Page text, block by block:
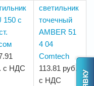
150 с
с НДС
светильник
точечный
AMBER 51
4 04
Comtech
113.81 руб.
с НДС